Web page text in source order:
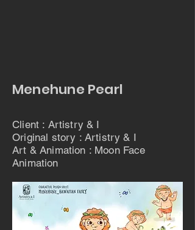
Menehune Pearl
Client : Artistry & I
Original story : Artistry & I
Art & Animation : Moon Face
Animation